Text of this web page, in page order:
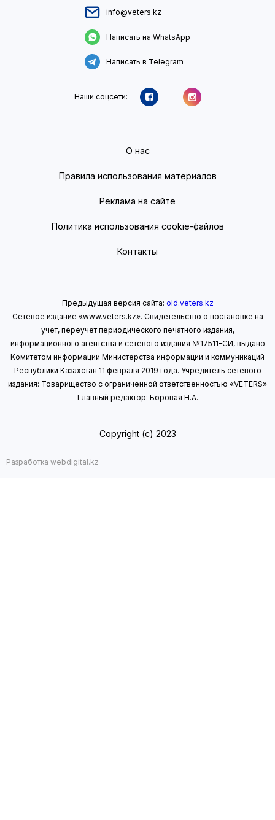
info@veters.kz
Написать на WhatsApp
Написать в Telegram
Наши соцсети:
О нас
Правила использования материалов
Реклама на сайте
Политика использования cookie-файлов
Контакты
Предыдущая версия сайта: old.veters.kz
Сетевое издание «www.veters.kz». Свидетельство о постановке на
учет, переучет периодического печатного издания,
информационного агентства и сетевого издания №17511-СИ, выдано
Комитетом информации Министерства информации и коммуникаций
Республики Казахстан 11 февраля 2019 года. Учредитель сетевого
издания: Товарищество с ограниченной ответственностью «VETERS»
Главный редактор: Боровая Н.А.
Copyright (с) 2023
Разработка webdigital.kz